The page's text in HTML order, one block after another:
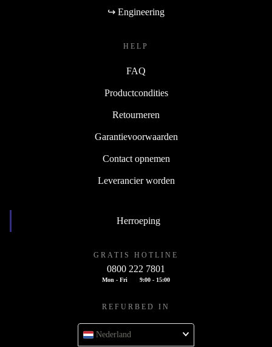
↪ Engineering
HELP
FAQ
Productcondities
Retourneren
Garantievoorwaarden
Contact opnemen
Leverancier worden
Herroeping
GRATIS HOTLINE
0800 222 7801
Mon - Fri 9:00 - 15:00
REFURBED IN
Nederland